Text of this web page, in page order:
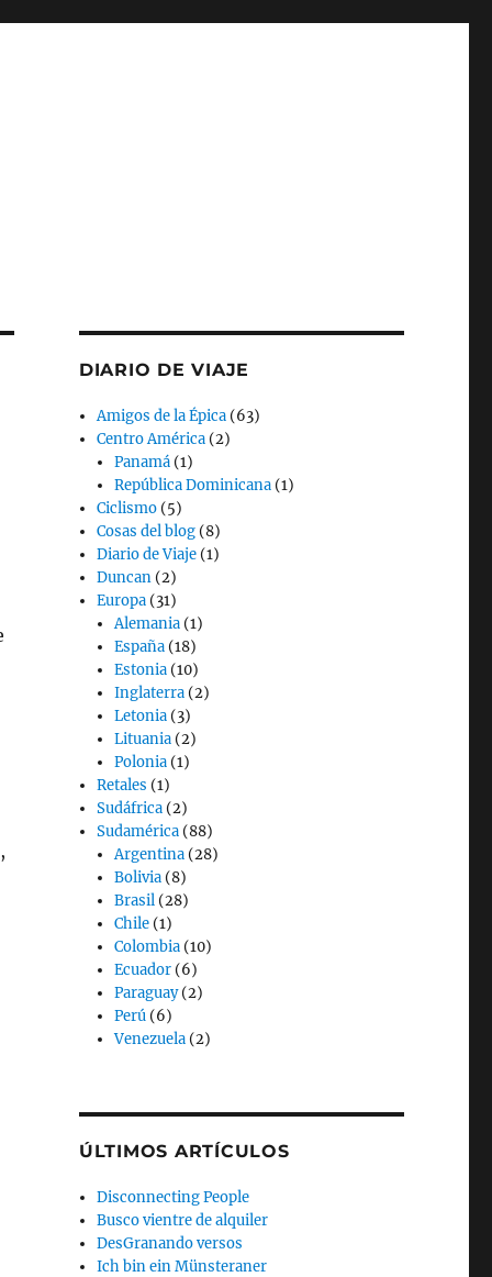
DIARIO DE VIAJE
Amigos de la Épica (63)
Centro América (2)
Panamá (1)
República Dominicana (1)
Ciclismo (5)
Cosas del blog (8)
Diario de Viaje (1)
Duncan (2)
Europa (31)
Alemania (1)
España (18)
Estonia (10)
Inglaterra (2)
Letonia (3)
Lituania (2)
Polonia (1)
Retales (1)
Sudáfrica (2)
Sudamérica (88)
Argentina (28)
Bolivia (8)
Brasil (28)
Chile (1)
Colombia (10)
Ecuador (6)
Paraguay(2)
Perú (6)
Venezuela (2)
ÚLTIMOS ARTÍCULOS
Disconnecting People
Busco vientre de alquiler
DesGranando versos
Ich bin ein Münsteraner